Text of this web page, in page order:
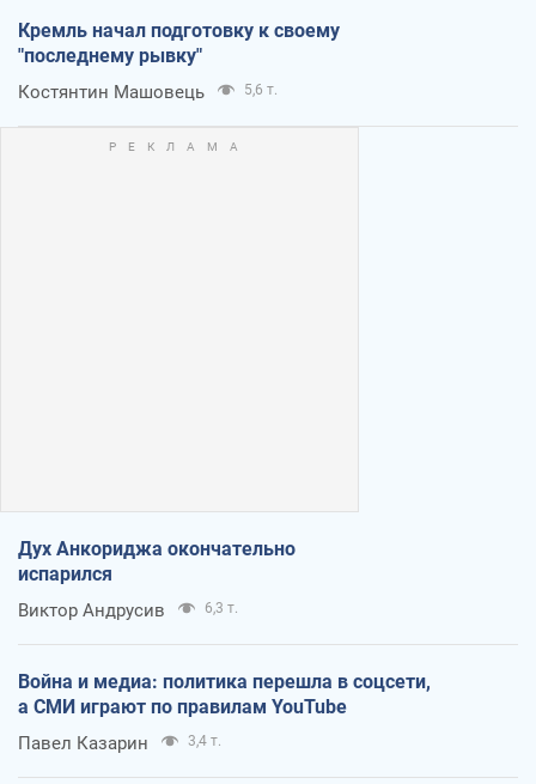
Кремль начал подготовку к своему
"последнему рывку"
Костянтин Машовець 5,6 т.
Дух Анкориджа окончательно
испарился
Виктор Андрусив 6,3 т.
Война и медиа: политика перешла в соцсети,
а СМИ играют по правилам YouTube
Павел Казарин 3,4 т.